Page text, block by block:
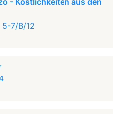
- Köstlichkeiten aus den
5-7/B/12